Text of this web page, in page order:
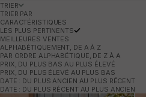
TRIER
TRIER PAR
CARACTÉRISTIQUES
LES PLUS PERTINENTS
MEILLEURES VENTES
ALPHABÉTIQUEMENT, DE A À Z
PAR ORDRE ALPHABÉTIQUE, DE Z À A
PRIX, DU PLUS BAS AU PLUS ÉLEVÉ
PRIX, DU PLUS ÉLEVÉ AU PLUS BAS
DATE : DU PLUS ANCIEN AU PLUS RÉCENT
DATE : DU PLUS RÉCENT AU PLUS ANCIEN